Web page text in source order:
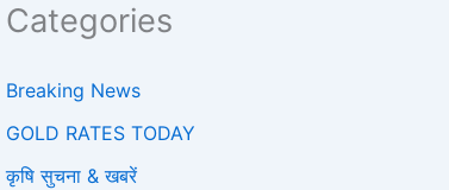
Categories
Breaking News
GOLD RATES TODAY
कृषि सुचना & खबरें